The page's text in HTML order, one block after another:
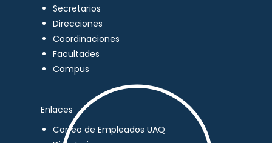
Secretarios
Direcciones
Coordinaciones
Facultades
Campus
Enlaces
Correo de Empleados UAQ